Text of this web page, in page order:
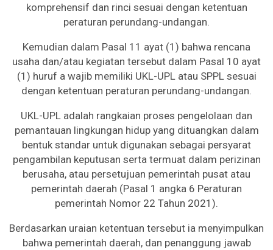
komprehensif dan rinci sesuai dengan ketentuan
peraturan perundang-undangan.
Kemudian dalam Pasal 11 ayat (1) bahwa rencana
usaha dan/atau kegiatan tersebut dalam Pasal 10 ayat
(1) huruf a wajib memiliki UKL-UPL atau SPPL sesuai
dengan ketentuan peraturan perundang-undangan.
UKL-UPL adalah rangkaian proses pengelolaan dan
pemantauan lingkungan hidup yang dituangkan dalam
bentuk standar untuk digunakan sebagai persyarat
pengambilan keputusan serta termuat dalam perizinan
berusaha, atau persetujuan pemerintah pusat atau
pemerintah daerah (Pasal 1 angka 6 Peraturan
pemerintah Nomor 22 Tahun 2021).
Berdasarkan uraian ketentuan tersebut ia menyimpulkan
bahwa pemerintah daerah, dan penanggung jawab